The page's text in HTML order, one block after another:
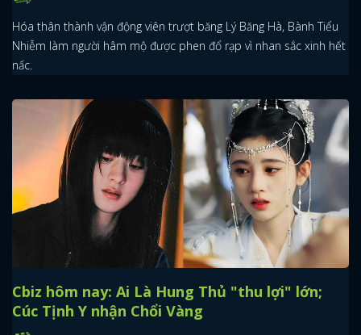
Hóa thân thành vận động viên trượt băng Lý Băng Hà, Bành Tiểu
Nhiễm làm người hâm mộ được phen đổ rạp vì nhan sắc xinh hết
nấc.
Cbiz hôm nay: Ai Là Hung Thủ "thu lợi" lớn;
Cúc Tịnh Y nhận Chổi Vàng